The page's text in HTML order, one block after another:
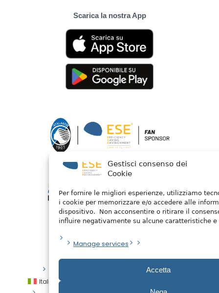
Gestisci consenso dei
Cookie
Per fornire le migliori esperienze, utilizziamo
i cookie per memorizzare e/o accedere alle
dispositivo. Non acconsentire o ritirare il
influire negativamente su alcune caratteristiche e
Manage services
Accetta
Scarica la nostra App
Italiano